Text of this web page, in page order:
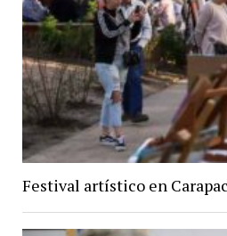
Festival artístico en